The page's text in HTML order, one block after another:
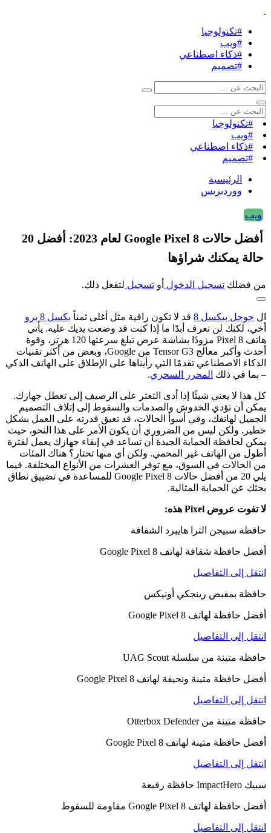
#تكنولوجيا
#ويب
#ذكاء اصطناعي
#تصميم
#تكنولوجيا
#ويب
#ذكاء اصطناعي
#تصميم
الرئيسية
ووردبريس
ويب
أفضل حالات Google Pixel 8 لعام 2023: أفضل 20
حالة يمكنك شراؤها
من فضلك تسجيل الدخول أو تسجيل لتفعل ذلك.
ال جوجل بيكسل 8 قد لا تكون راقية مثل أغلى ثمناً بكسل 8 برو
أخي، لكنك لن تعرف أبدًا ما إذا كنت قد وضعت يديك عليه. يأتي
هاتف Pixel 8 مزودًا بشاشة عرض تبلغ سرعتها 120 هرتز، وقوة
أحدث وأكبر معالج Tensor G3 من Google، وبعض من أكثر تقنيات
الذكاء الاصطناعي تقدمًا التي رأيناها على الإطلاق على الهاتف الذكي
– بما في ذلك المحرر السحري.
كل هذا لا يعني شيئًا إذا أدى التعثر على الرصيف إلى تعطل جهازك.
يمكن أن تؤدي الخدوش والصدمات والسقوط إلى إتلاف التصميم
الجميل لهاتفك، وفي أسوأ الحالات، قد تعيق قدرته على العمل بشكل
خطير. ولكن ليس من الضروري أن يكون الأمر على هذا النحو، حيث
يمكن لحافظة الحماية الجيدة أن تساعد في إبقاء جهازك يعمل لفترة
أطول من الهاتف غير المحمي. ولكن أي منها تختار؟ هناك المئات
من الحالات في السوق، مع توفر العشرات من الأنواع المختلفة. فيما
يلي 20 من أفضل حالات Google Pixel 8 للمساعدة في تضييق نطاق
بحثك عن الحماية المثالية.
لا تفوت عروض Pixel هذه:
حافظة سبيجن الترا هايبرد الشفافة
أفضل حافظة شفافة لهاتف Google Pixel 8
انتقل إلى التفاصيل
حافظة بمقبض رينجكي أونيكس
أفضل حافظة لهاتف Google Pixel 8
انتقل إلى التفاصيل
حافظة متينة من سلسلة UAG Scout
أفضل حافظة متينة ونحيفة لهاتف Google Pixel 8
انتقل إلى التفاصيل
حافظة متينة من Otterbox Defender
أفضل حافظة متينة لهاتف Google Pixel 8
انتقل إلى التفاصيل
سبيك ImpactHero حافظة رفيعة
أفضل حافظة لهاتف Google Pixel 8 مقاومة للسقوط
انتقل إلى التفاصيل